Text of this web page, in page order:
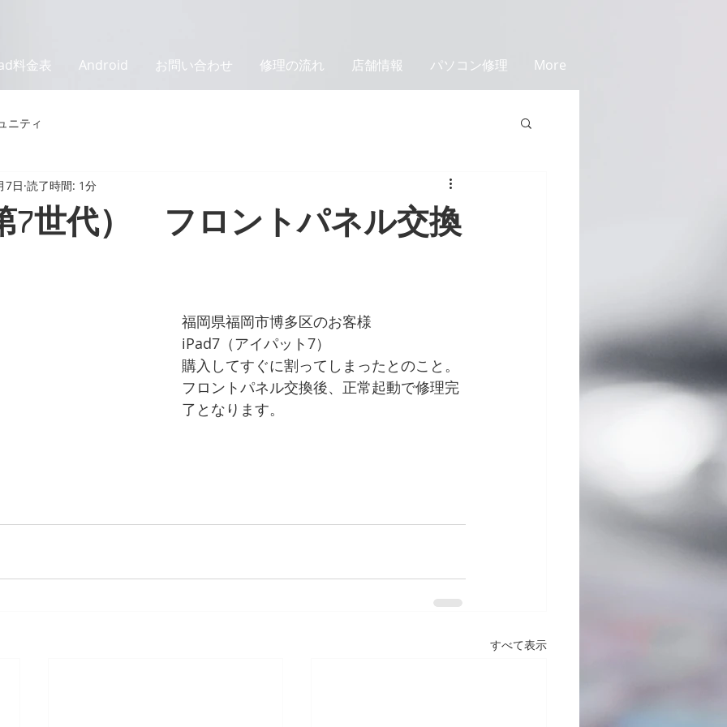
料金表 Android お問い合わせ 修理の流れ 店舗情報 パソコン修理 More
ニティ
7世代） フロントパネル交換
7日 読了時間: 1分
福岡県福岡市博多区のお客様
iPad7（アイパット7）
購入してすぐに割ってしまったとのこと。
フロントパネル交換後、正常起動で修理完
了となります。
すべて表示